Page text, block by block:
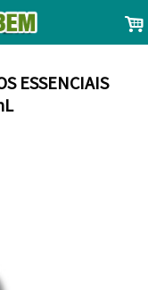
.
ESSENCIAIS